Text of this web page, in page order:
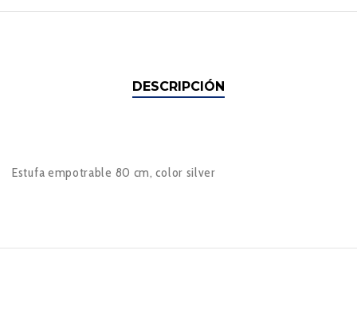
DESCRIPCIÓN
Estufa empotrable 80 cm, color silver